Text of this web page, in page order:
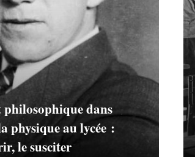
dans
physique au lycée :
le susciter